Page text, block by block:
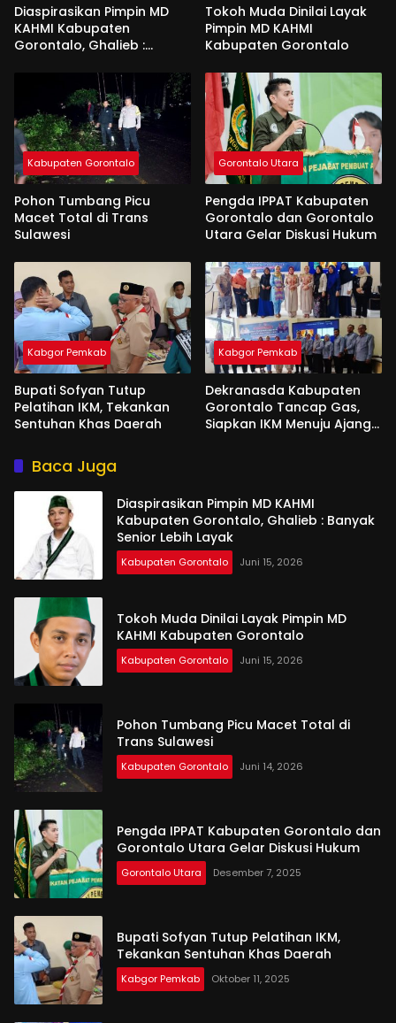
Diaspirasikan Pimpin MD
KAHMI Kabupaten
Gorontalo, Ghalieb :
Tokoh Muda Dinilai Layak
Pimpin MD KAHMI
Kabupaten Gorontalo
Kabupaten Gorontalo
Pohon Tumbang Picu
Macet Total di Trans
Sulawesi
Gorontalo Utara
Pengda IPPAT Kabupaten
Gorontalo dan Gorontalo
Utara Gelar Diskusi Hukum
Kabgor Pemkab
Bupati Sofyan Tutup
Pelatihan IKM, Tekankan
Sentuhan Khas Daerah
Kabgor Pemkab
Dekranasda Kabupaten
Gorontalo Tancap Gas,
Siapkan IKM Menuju Ajang
Baca Juga
Diaspirasikan Pimpin MD KAHMI
Kabupaten Gorontalo, Ghalieb : Banyak
Senior Lebih Layak
Kabupaten Gorontalo Juni 15, 2026
Tokoh Muda Dinilai Layak Pimpin MD
KAHMI Kabupaten Gorontalo
Kabupaten Gorontalo Juni 15, 2026
Pohon Tumbang Picu Macet Total di
Trans Sulawesi
Kabupaten Gorontalo Juni 14, 2026
Pengda IPPAT Kabupaten Gorontalo dan
Gorontalo Utara Gelar Diskusi Hukum
Gorontalo Utara Desember 7, 2025
Bupati Sofyan Tutup Pelatihan IKM,
Tekankan Sentuhan Khas Daerah
Kabgor Pemkab Oktober 11, 2025